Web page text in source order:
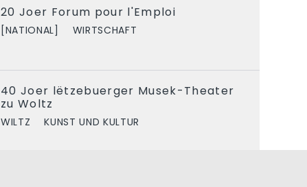
20 Joer Forum pour l'Emploi
[NATIONAL] WIRTSCHAFT
40 Joer lëtzebuerger Musek-Theater
zu Woltz
WILTZ KUNST UND KULTUR